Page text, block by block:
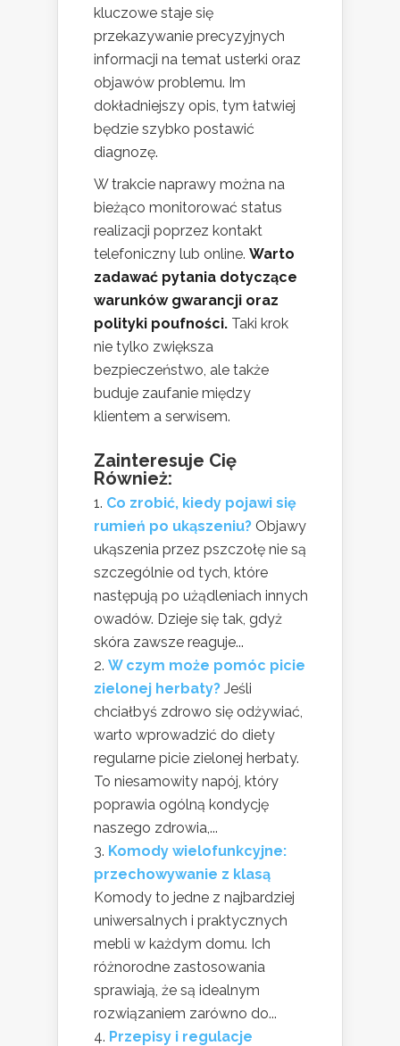
kluczowe staje się
przekazywanie precyzyjnych
informacji na temat usterki oraz
objawów problemu. Im
dokładniejszy opis, tym łatwiej
będzie szybko postawić
diagnozę.
W trakcie naprawy można na
bieżąco monitorować status
realizacji poprzez kontakt
telefoniczny lub online. Warto
zadawać pytania dotyczące
warunków gwarancji oraz
polityki poufności. Taki krok
nie tylko zwiększa
bezpieczeństwo, ale także
buduje zaufanie między
klientem a serwisem.
Zainteresuje Cię
Również:
Co zrobić, kiedy pojawi się
rumień po ukąszeniu? Objawy
ukąszenia przez pszczołę nie są
szczególnie od tych, które
następują po użądleniach innych
owadów. Dzieje się tak, gdyż
skóra zawsze reaguje...
W czym może pomóc picie
zielonej herbaty? Jeśli
chciałbyś zdrowo się odżywiać,
warto wprowadzić do diety
regularne picie zielonej herbaty.
To niesamowity napój, który
poprawia ogólną kondycję
naszego zdrowia,...
Komody wielofunkcyjne:
przechowywanie z klasą
Komody to jedne z najbardziej
uniwersalnych i praktycznych
mebli w każdym domu. Ich
różnorodne zastosowania
sprawiają, że są idealnym
rozwiązaniem zarówno do...
Przepisy i regulacje